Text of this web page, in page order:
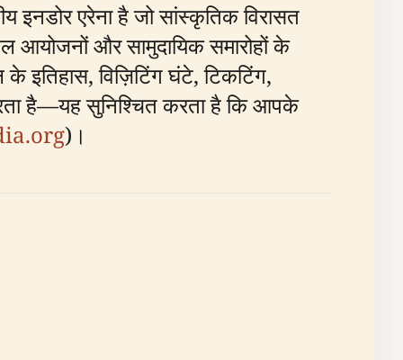
एरेना है जो सांस्कृतिक विरासत
और सामुदायिक समारोहों के
इतिहास, विज़िटिंग घंटे, टिकटिंग,
है—यह सुनिश्चित करता है कि आपके
)।